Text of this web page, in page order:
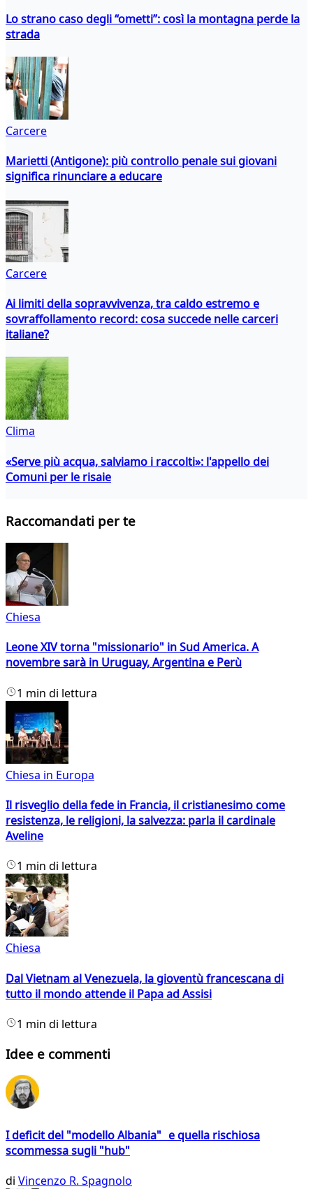
Lo strano caso degli “ometti”: così la montagna perde la
strada
Carcere
Marietti (Antigone): più controllo penale sui giovani
significa rinunciare a educare
Carcere
Ai limiti della sopravvivenza, tra caldo estremo e
sovraffollamento record: cosa succede nelle carceri
italiane?
Clima
«Serve più acqua, salviamo i raccolti»: l'appello dei
Comuni per le risaie
Raccomandati per te
Chiesa
Leone XIV torna "missionario" in Sud America. A
novembre sarà in Uruguay, Argentina e Perù
1 min di lettura
Chiesa in Europa
Il risveglio della fede in Francia, il cristianesimo come
resistenza, le religioni, la salvezza: parla il cardinale
Aveline
1 min di lettura
Chiesa
Dal Vietnam al Venezuela, la gioventù francescana di
tutto il mondo attende il Papa ad Assisi
1 min di lettura
Idee e commenti
I deficit del "modello Albania" e quella rischiosa
scommessa sugli "hub"
di Vincenzo R. Spagnolo